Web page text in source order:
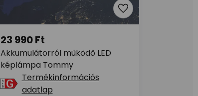
Akkumulátorról működő LED
képlámpa Tommy
23 990 Ft
Termékinformációs
adatlap